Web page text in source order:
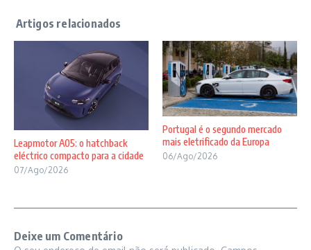
Leapmotor A05: o hatchback
eléctrico compacto para a cidade
07/Ago/2026
Portugal é o segundo mercado
mais eletrificado da Europa
06/Ago/2026
Deixe um Comentário